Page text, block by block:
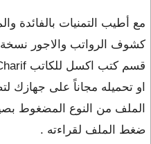
مع أطيب التمنيات بالفائدة
كشوف الرواتب والاجور نسخة
او تحميله مجاناً على جهازك
ضغط الملف لقراءته .